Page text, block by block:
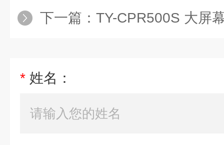
下一篇： TY-CPR500S 大屏幕液晶彩显
* 姓名：